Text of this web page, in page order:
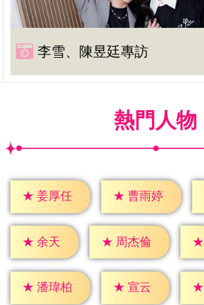
李雪、陳昱廷專訪
熱門人物
★ 姜厚任 ★ 曹雨婷
★ 余天 ★ 周杰倫 ★
★ 潘瑋柏 ★ 宣云 ★